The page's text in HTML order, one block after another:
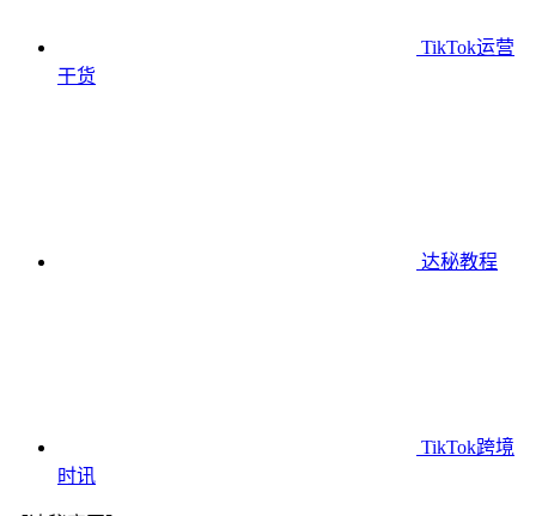
TikTok运营
干货
达秘教程
TikTok跨境
时讯